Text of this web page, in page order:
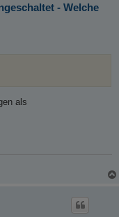
- Welche
als